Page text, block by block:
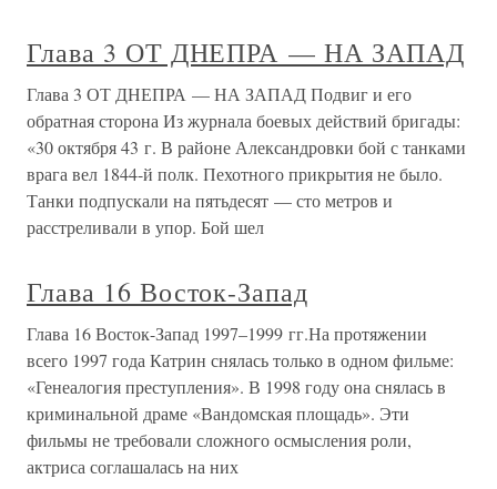
Глава 3 ОТ ДНЕПРА — НА ЗАПАД
Глава 3 ОТ ДНЕПРА — НА ЗАПАД Подвиг и его
обратная сторона Из журнала боевых действий бригады:
«30 октября 43 г. В районе Александровки бой с танками
врага вел 1844-й полк. Пехотного прикрытия не было.
Танки подпускали на пятьдесят — сто метров и
расстреливали в упор. Бой шел
Глава 16 Восток-Запад
Глава 16 Восток-Запад 1997–1999 гг.На протяжении
всего 1997 года Катрин снялась только в одном фильме:
«Генеалогия преступления». В 1998 году она снялась в
криминальной драме «Вандомская площадь». Эти
фильмы не требовали сложного осмысления роли,
актриса соглашалась на них